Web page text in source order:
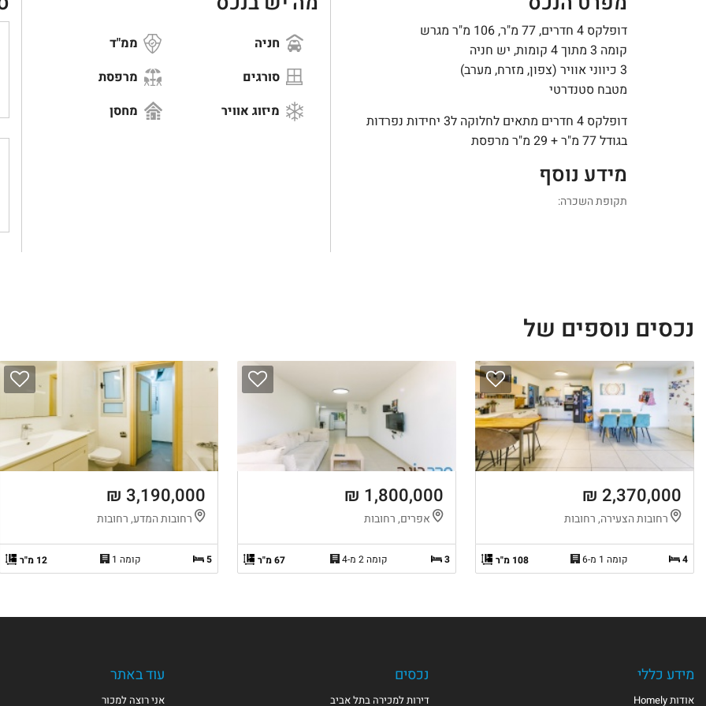
דופלקס 4 חדרים, 77 מ"ר, 106 מ"ר מגרש
קומה 3 מתוך 4 קומות, יש חניה
3 כיווני אוויר (צפון, מזרח, מערב)
מטבח סטנדרטי
דופלקס 4 חדרים מתאים לחלוקה ל3 יחידות נפרדות
בגודל 77 מ"ר + 29 מ"ר מרפסת
מידע נוסף
תקופת השכרה:
חניה
ממ"ד
סורגים
מרפסת
מיזוג אוויר
מחסן
נכסים נוספים של
2,370,000 ₪
רחובות הצעירה, רחובות
4 קומה 1 מ-6 108 מ"ר
1,800,000 ₪
אפרים, רחובות
3 קומה 2 מ-4 67 מ"ר
3,190,000 ₪
רחובות המדע, רחובות
5 קומה 1 12 מ"ר
מידע כללי
אודות Homely
נכסים
דירות למכירה בתל אביב
עוד באתר
אני רוצה למכור